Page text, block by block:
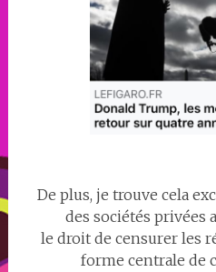
De plus, je trouve cela
des sociétés privées
le droit de censurer les
forme centrale de